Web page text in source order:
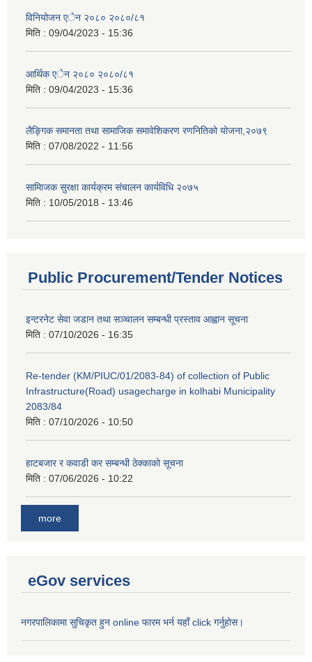
विनियोजन एेन २०८० २०८०/८१
मिति : 09/04/2023 - 15:36
आर्थिक एेन २०८० २०८०/८१
मिति : 09/04/2023 - 15:36
लैङ्गिक समानता तथा सामाजिक समावेशिकरण रणनितिको योजना,२०७९
मिति : 07/08/2022 - 11:56
सामािजक सुरक्षा कार्यक्रम संचालन कार्यविधि २०७५
मिति : 10/05/2018 - 13:46
Public Procurement/Tender Notices
इन्टरनेट सेवा जडान तथा सञ्चालन सम्बन्धी प्रस्ताव आह्वान सूचना
मिति : 07/10/2026 - 16:35
Re-tender (KM/PIUC/01/2083-84) of collection of Public
Infrastructure(Road) usagecharge in kolhabi Municipality
2083/84
मिति : 07/10/2026 - 10:50
हाटबजार र कवाडी कर सम्बन्धी ठेक्काको सूचना
मिति : 07/06/2026 - 10:22
more
eGov services
नगरपालिकामा सुचिकृत हुन online फारम भर्न यहाँ click गर्नुहोस।